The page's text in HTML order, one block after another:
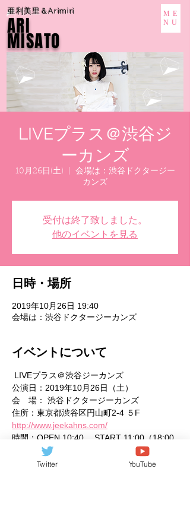
亜利美里＆Arimiri
ARI
MISATO
ME
NU
LIVEプラス＠渋谷ジ
ーカンズ
10月26日(土)
会場は：渋谷ドクタージー
カンズ
受付は終了致しました。
他のイベントを見る
日時・場所
2019年10月26日 19:40
会場は：渋谷ドクタージーカンズ
イベントについて
LIVEプラス＠渋谷ジーカンズ
公演日：2019年10月26日（土）
会　場： 渋谷ドクタージーカンズ
住所：東京都渋谷区円山町2-4 ５F
http://www.jeekahns.com/
時間：OPEN 10:40 　START 11:00（18:00
終演予定）
料金：前売り \1,500 当日 \2,000（1Ｄ別）
Twitter YouTube